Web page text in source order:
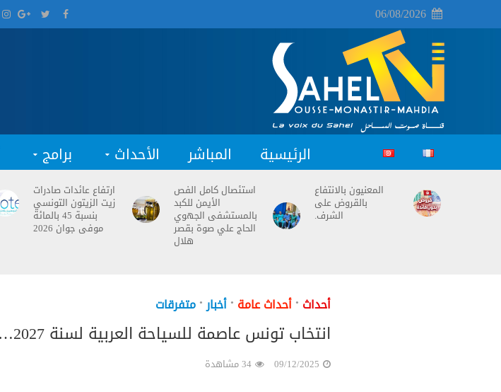
06/08/2026
الرئيسية المباشر الأحداث برامج
المعنيون بالانتفاع
بالقروض على
الشرف.
استئصال كامل الفص
الأيمن للكبد
بالمستشفى الجهوي
الحاج علي صوة بقصر
هلال
ارتفاع عائدات صادرات
زيت الزيتون التونسي
بنسبة 45 بالمائة
موفى جوان 2026
أحداث • أحداث عامة • أخبار • متفرقات
انتخاب تونس عاصمة للسياحة العربية لسنة 2027…
09/12/2025 34 مشاهدة